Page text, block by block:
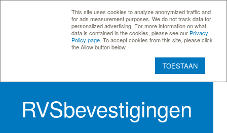
This site uses cookies to analyze anonymized traffic and
for ads measurement purposes. We do not track data for
personalized advertising. For more information on what
data is contained in the cookies, please see our Privacy
Policy page . To accept cookies from this site, please click
the Allow button below.
TOESTAAN
RVSbevestigingen